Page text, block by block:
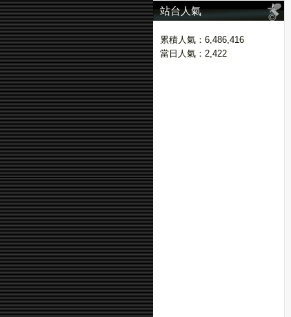
站台人氣
累積人氣： 6,486,416
當日人氣： 2,422